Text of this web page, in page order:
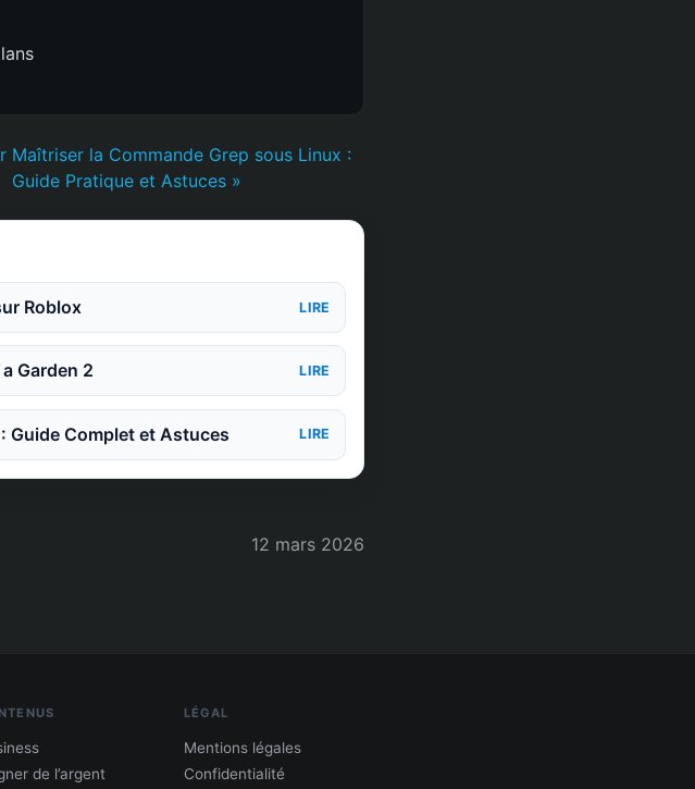
Maîtriser la Commande Grep sous Linux :
Guide Pratique et Astuces »
Roblox LIRE
Garden 2 LIRE
Guide Complet et Astuces LIRE
12 mars 2026
de l’argent
LÉGAL
Mentions légales
Confidentialité